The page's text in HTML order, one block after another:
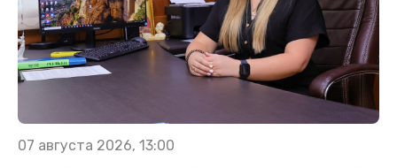
07 августа 2026, 13:00